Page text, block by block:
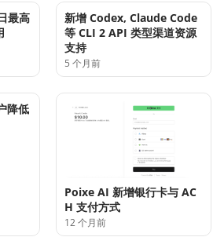
最高
新增 Codex, Claude Code
等 CLI 2 API 类型渠道资源
支持
5 个月前
降低
Poixe AI 新增银行卡与 AC
H 支付方式
12 个月前